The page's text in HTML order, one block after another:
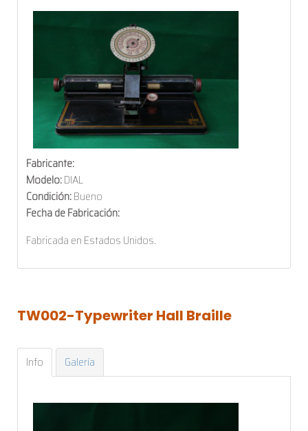
Fabricante:
Modelo:DIAL
Condición:Bueno
Fecha de Fabricación:
Fabricada en Estados Unidos.
TW002-Typewriter Hall Braille
Info Galería